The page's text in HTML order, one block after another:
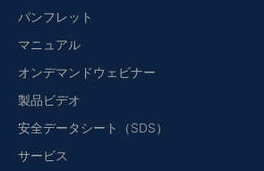
パンフレット
マニュアル
オンデマンドウェビナー
製品ビデオ
安全データシート（SDS）
サービス